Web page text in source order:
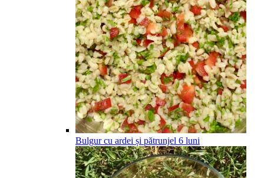
Bulgur cu ardei și pătrunjel 6 luni